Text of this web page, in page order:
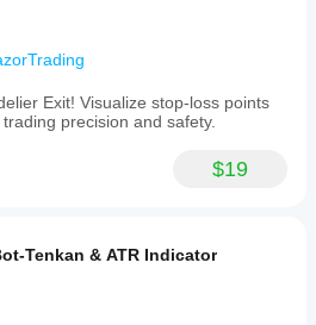
Exit! Visualize stop-loss points
precision and safety.
$19
Tenkan & ATR Indicator